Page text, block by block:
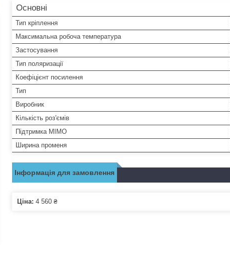
Основні
Тип кріплення
Максимальна робоча температура
Застосування
Тип поляризації
Коефіцієнт посилення
Тип
Виробник
Кількість роз'ємів
Підтримка MIMO
Ширина променя
Інформація для замовлення
Ціна: 4 560 ₴